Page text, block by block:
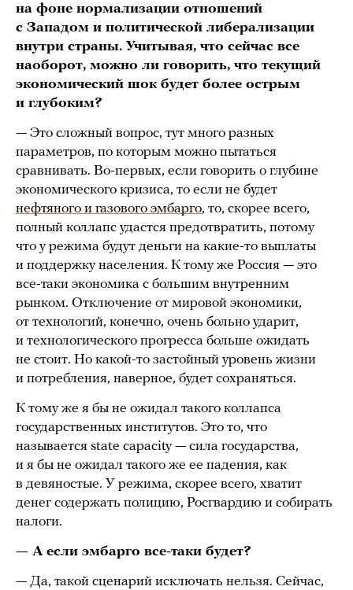
на фоне нормализации отношений
с Западом и политической либерализации
внутри страны. Учитывая, что сейчас все
наоборот, можно ли говорить, что текущий
экономический шок будет более острым
и глубоким?
— Это сложный вопрос, тут много разных
параметров, по которым можно пытаться
сравнивать. Во-первых, если говорить о глубине
экономического кризиса, то если не будет
нефтяного и газового эмбарго, то, скорее всего,
полный коллапс удастся предотвратить, потому
что у режима будут деньги на какие-то выплаты
и поддержку населения. К тому же Россия — это
все-таки экономика с большим внутренним
рынком. Отключение от мировой экономики,
от технологий, конечно, очень больно ударит,
и технологического прогресса больше ожидать
не стоит. Но какой-то застойный уровень жизни
и потребления, наверное, будет сохраняться.
К тому же я бы не ожидал такого коллапса
государственных институтов. Это то, что
называется state capacity — сила государства,
и я бы не ожидал такого же ее падения, как
в девяностые. У режима, скорее всего, хватит
денег содержать полицию, Росгвардию и собирать
налоги.
— А если эмбарго все-таки будет?
— Да, такой сценарий исключать нельзя. Сейчас,